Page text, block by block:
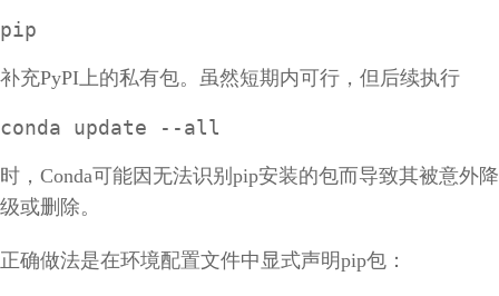
pip
补充PyPI上的私有包。虽然短期内可行，但后续执行
conda update --all
时，Conda可能因无法识别pip安装的包而导致其被意外降
级或删除。
正确做法是在环境配置文件中显式声明pip包：